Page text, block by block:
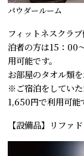
パウダールーム
フィットネスクラ
泊者の方は15：00
用可能です。
お部屋のタオル類を
※ご宿泊をしてい
1,650円で利用可能
【設備品】リファ